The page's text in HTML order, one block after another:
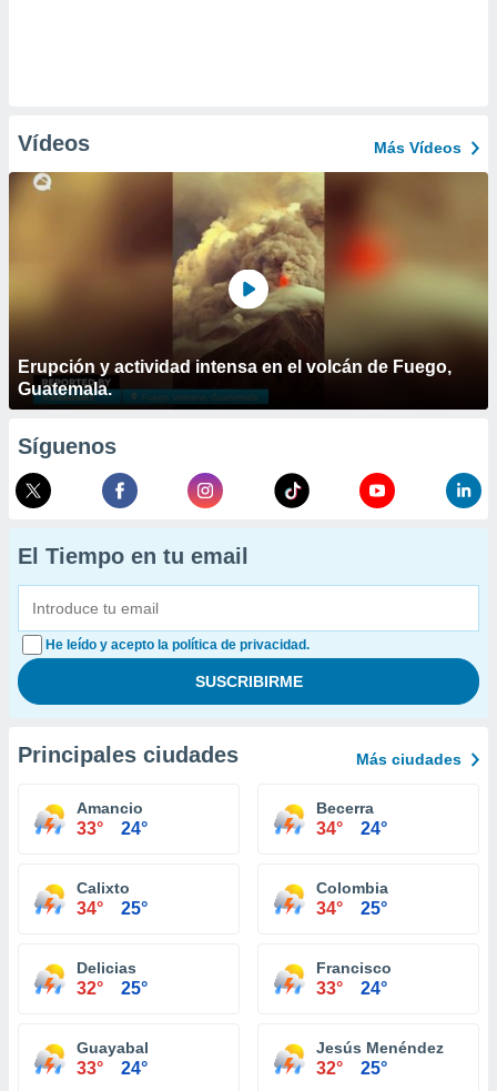
Vídeos Más Vídeos
Erupción y actividad intensa en el volcán de Fuego,
Guatemala.
Síguenos
El Tiempo en tu email
He leído y acepto la política de privacidad.
Principales ciudades Más ciudades
Amancio
33° 24°
Becerra
34° 24°
Calixto
34° 25°
Colombia
34° 25°
Delicias
32° 25°
Francisco
33° 24°
Guayabal
33° 24°
Jesús Menéndez
32° 25°